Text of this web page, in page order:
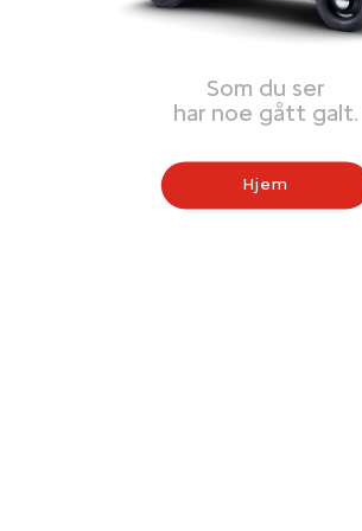
Som du ser
har noe gått galt.
Hjem